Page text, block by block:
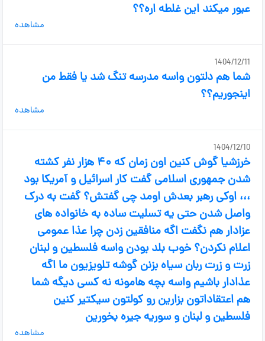
عبور میکند این غلطه اره؟؟
مشاهده
1404/12/11
شما هم دلتون واسه مدرسه تنگ شد یا فقط من
اینجوریم؟؟
مشاهده
1404/12/10
خرزشیا گوش کنین اون زمان که ۴۰ هزار نفر کشته
شدن جمهوری اسلامی گفت کار اسرائیل و آمریکا بود
،،، اوکی رهبر بعدش اومد چی گفتش؟ گفت به درک
واصل شدن حتی یه تسلیت ساده به خانواده های
عزادار هم نگفت اگه منافقین زدن چرا عذا عمومی
اعلام نکردن؟ خوب بلد بودن واسه فلسطین و لبنان
زرت و زرت ربان سیاه بزنن گوشه تلویزیون ما اگه
عذادار باشیم واسه بچه هامونه نه کسی دیگه شما
هم اعتقاداتون بزارین رو کولتون سیکتیر کنین
فلسطین و لبنان و سوریه جیره بخورین
مشاهده